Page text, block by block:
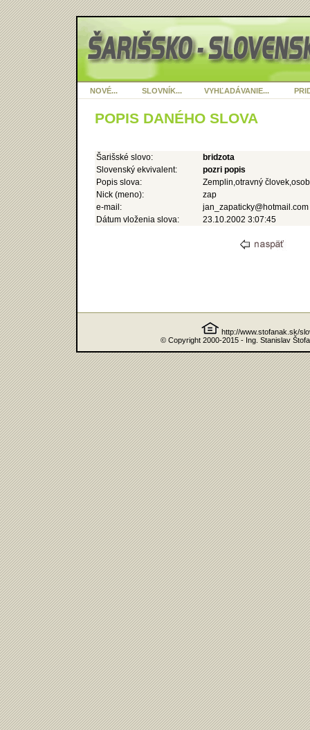
NOVÉ... SLOVNÍK... VYHĽADÁVANIE...
POPIS DANÉHO SLOVA
Šarišské slovo:
bridzota
Slovenský ekvivalent:
pozri popis
Popis slova:
Zemplin,otravný
Nick (meno):
zap
e-mail:
jan_zapaticky@hotmail.com
Dátum vloženia slova:
23.10.2002 3:07:45
http://www.stofanak.sk/
© Copyright 2000-2015 - Ing. Stanislav